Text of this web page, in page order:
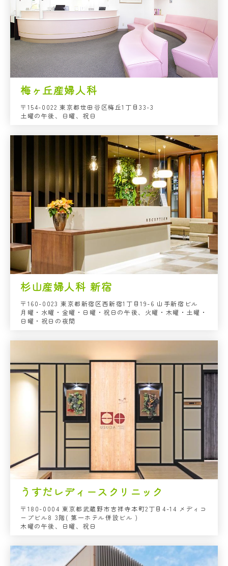
梅ヶ丘産婦人科
〒154-0022 東京都世田谷区梅丘1丁目33-3
土曜の午後、日曜、祝日
杉山産婦人科 新宿
〒160-0023 東京都新宿区西新宿1丁目19-6 山手新宿ビル
月曜・水曜・金曜・日曜・祝日の午後、火曜・木曜・土曜・
日曜・祝日の夜間
うすだレディースクリニック
〒180-0004 東京都武蔵野市吉祥寺本町2丁目4-14 メディコ
ープビル8 3階( 第一ホテル併設ビル )
木曜の午後、日曜、祝日